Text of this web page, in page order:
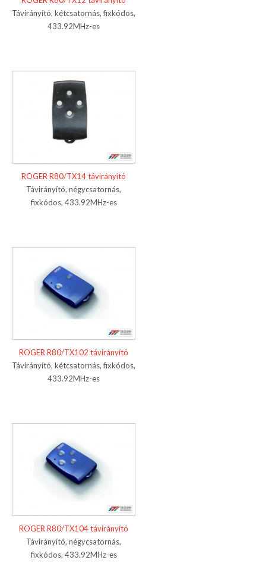
Távirányító, kétcsatornás, fixkódos,
433.92MHz-es
ROGER R80/TX14 távirányító
Távirányító, négycsatornás,
fixkódos, 433.92MHz-es
ROGER R80/TX102 távirányító
Távirányító, kétcsatornás, fixkódos,
433.92MHz-es
ROGER R80/TX104 távirányító
Távirányító, négycsatornás,
fixkódos, 433.92MHz-es